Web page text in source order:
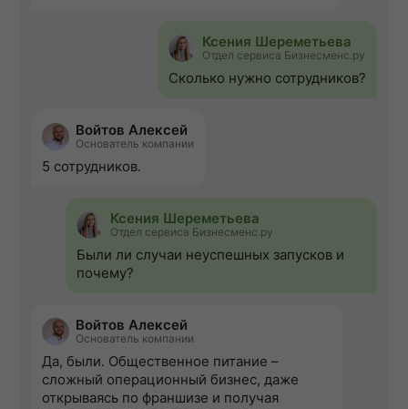
Ксения Шереметьева
Отдел сервиса Бизнесменс.ру
Сколько нужно сотрудников?
Войтов Алексей
Основатель компании
5 сотрудников.
Ксения Шереметьева
Отдел сервиса Бизнесменс.ру
Были ли случаи неуспешных запусков и
почему?
Войтов Алексей
Основатель компании
Да, были. Общественное питание –
сложный операционный бизнес, даже
открываясь по франшизе и получая